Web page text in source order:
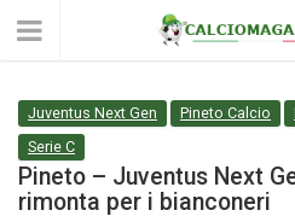
Juventus Next Gen Pineto Calcio
Serie C
Pineto – Juventus Next
rimonta per i bianconeri